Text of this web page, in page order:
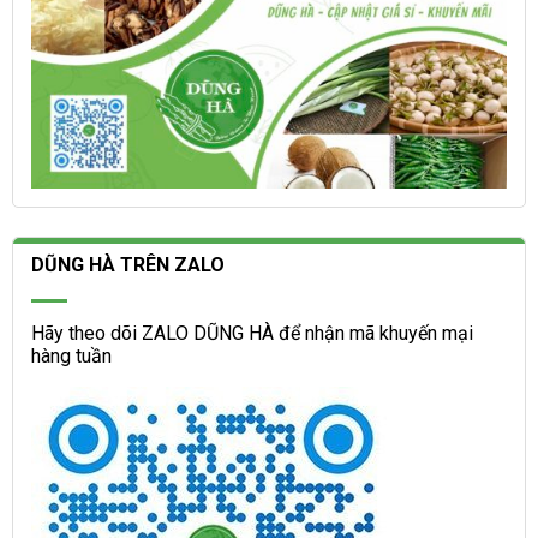
DŨNG HÀ TRÊN ZALO
Hãy theo dõi ZALO DŨNG HÀ để nhận mã khuyến mại
hàng tuần